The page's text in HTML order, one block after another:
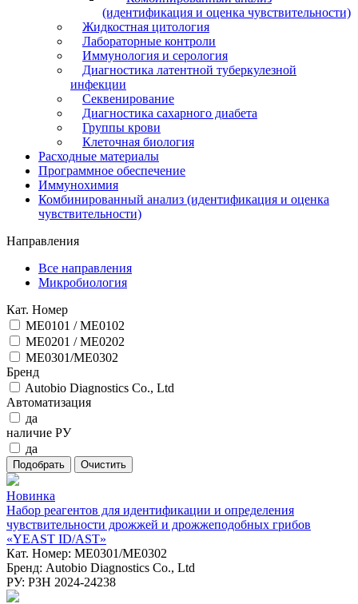
(идентификация и оценка чувствительности)
Жидкостная цитология
Лабораторные контроли
Иммунология и серология
Диагностика латентной туберкулезной
инфекции
Секвенирование
Диагностика сахарного диабета
Группы крови
Клеточная биология
Расходные материалы
Программное обеспечение
Иммунохимия
Комбинированный анализ (идентификация и оценка
чувствительности)
Направления
Все направления
Микробиология
Кат. Номер
ME0101 / ME0102
ME0201 / ME0202
ME0301/ME0302
Бренд
Autobio Diagnostics Co., Ltd
Автоматизация
да
наличие РУ
да
Новинка
Набор реагентов для идентификации и определения
чувствительности дрожжей и дрожжеподобных грибов
«YEAST ID/AST»
Кат. Номер: ME0301/ME0302
Бренд: Autobio Diagnostics Co., Ltd
РУ: РЗН 2024-24238